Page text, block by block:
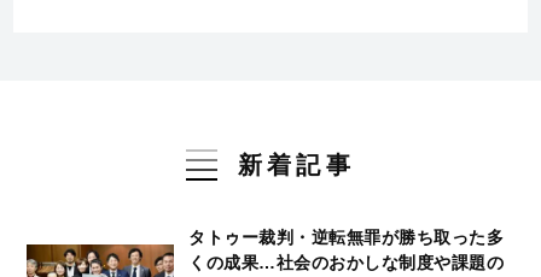
新着記事
タトゥー裁判・逆転無罪が勝ち取った多
くの成果…社会のおかしな制度や課題の